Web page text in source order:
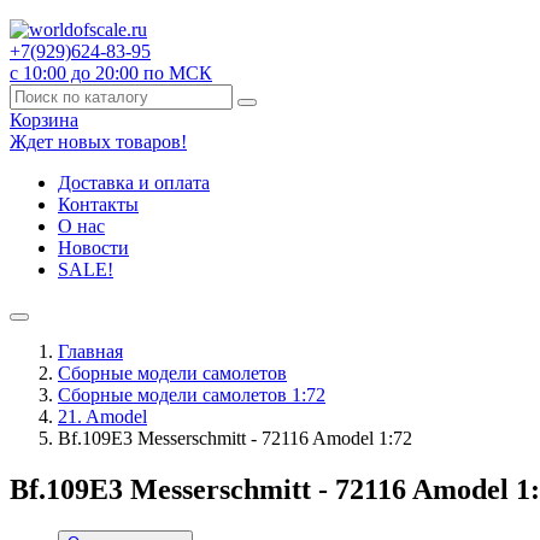
+7(929)624-83-95
с 10:00 до 20:00 по МСК
Корзина
Ждет новых товаров!
Доставка и оплата
Контакты
О нас
Новости
SALE!
Главная
Сборные модели самолетов
Сборные модели самолетов 1:72
21. Amodel
Bf.109Е3 Messerschmitt - 72116 Amodel 1:72
Bf.109Е3 Messerschmitt - 72116 Amodel